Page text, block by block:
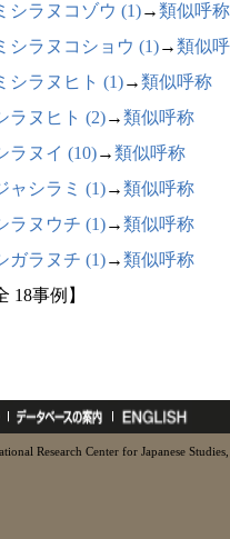
シラヌコゾウ (1)→類似呼称
シラヌコショウ (1)→類似
シラヌヒト (1)→類似呼称
ラヌヒト (2)→類似呼称
ラヌイ (10)→類似呼称
ャシラミ (1)→類似呼称
ラヌウチ (1)→類似呼称
ガラヌチ (1)→類似呼称
18事例】
Research Center for Japanese